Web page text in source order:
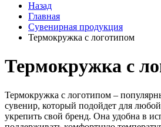
Назад
Главная
Сувенирная продукция
Термокружка с логотипом
Термокружка с
Термокружка с логотипом –
сувенир, который подойдет для
укрепить свой бренд. Она удобна в